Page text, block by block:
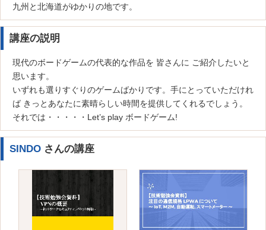
九州と北海道がゆかりの地です。
講座の説明
現代のボードゲームの代表的な作品を 皆さんに ご紹介したいと
思います。
いずれも選りすぐりのゲームばかりです。手にとっていただけれ
ば きっとあなたに素晴らしい時間を提供してくれるでしょう。
それでは・・・・・Let’s play ボードゲーム!
SINDO さんの講座